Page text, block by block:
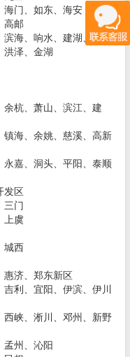
海门、如东、海安
高邮
海、响水、建湖、东台
洪泽、金湖
杭、萧山、滨江、建
海、余姚、慈溪、高新
嘉、洞头、平阳、泰顺
发区
三门
上虞
城西
惠济、郑东新区
利、宜阳、伊滨、伊川
峡、淅川、邓州、新野
孟州、沁阳